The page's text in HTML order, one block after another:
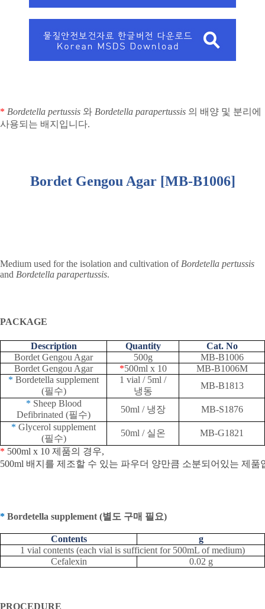
* Bordetella pertussis 와 Bordetella parapertussis 의 배양 및 분리에
사용되는 배지입니다.
Bordet Gengou Agar [MB-B1006]
Medium used for the isolation and cultivation of Bordetella pertussis
and Bordetella parapertussis.
PACKAGE
Description Quantity
Cat. No
Bordet Gengou Agar
500g
MB-B1006
Bordet Gengou Agar
*500ml x 10
MB-B1006M
* Bordetella supplement
(필수)
1 vial / 5ml /
냉동
MB-B1813
* Sheep Blood
Defibrinated (필수)
50ml / 냉장
MB-S1876
* Glycerol supplement
(필수)
50ml / 실온
MB-G1821
* 500ml x 10 제품의 경우,
500ml 배지를 제조할 수 있는 파우더 양만큼 소분되어있는 제품
* Bordetella supplement (별도 구매 필요)
Contents
g
1 vial contents (each vial is sufficient for 500mL of medium)
Cefalexin
0.02 g
PROCEDURE